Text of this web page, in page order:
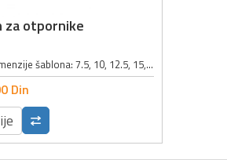
za otpornike
Broj šablona: 5; Dimenzije šablona: 7.5, 10, 12.5, 15, 17.5mm; Boja: crvena;
Din